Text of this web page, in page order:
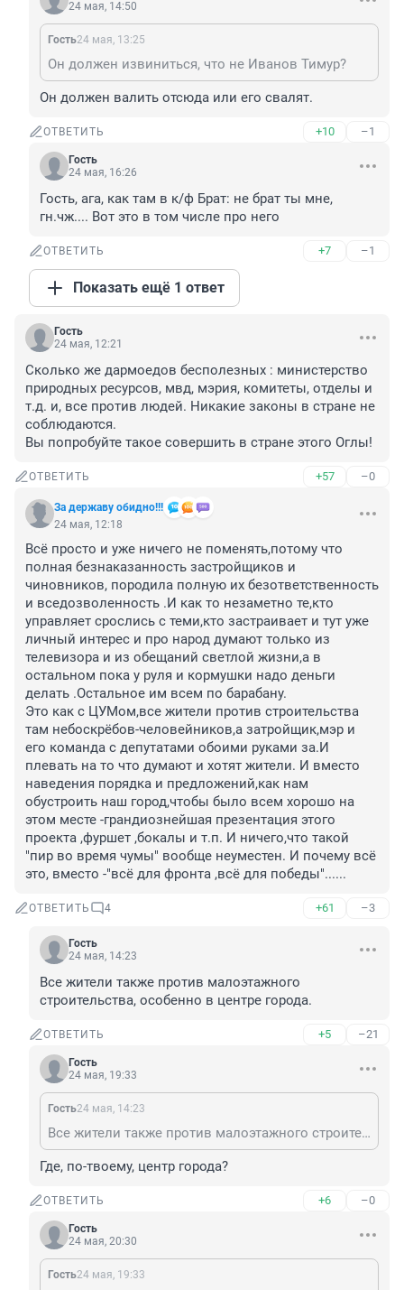
24 мая, 14:50
Гость24 мая, 13:25
Он должен извиниться, что не Иванов Тимур?
Он должен валить отсюда или его свалят.
ОТВЕТИТЬ +10 –1
Гость
24 мая, 16:26
Гость, ага, как там в к/ф Брат: не брат ты мне,
гн.чж.... Вот это в том числе про него
ОТВЕТИТЬ +7 –1
Показать ещё 1 ответ
Гость
24 мая, 12:21
Сколько же дармоедов бесполезных : министерство
природных ресурсов, мвд, мэрия, комитеты, отделы и
т.д. и, все против людей. Никакие законы в стране не
соблюдаются.
Вы попробуйте такое совершить в стране этого Оглы!
ОТВЕТИТЬ +57 –0
За державу обидно!!!
24 мая, 12:18
Всё просто и уже ничего не поменять,потому что
полная безнаказанность застройщиков и
чиновников, породила полную их безответственность
и вседозволенность .И как то незаметно те,кто
управляет срослись с теми,кто застраивает и тут уже
личный интерес и про народ думают только из
телевизора и из обещаний светлой жизни,а в
остальном пока у руля и кормушки надо деньги
делать .Остальное им всем по барабану.
Это как с ЦУМом,все жители против строительства
там небоскрёбов-человейников,а затройщик,мэр и
его команда с депутатами обоими руками за.И
плевать на то что думают и хотят жители. И вместо
наведения порядка и предложений,как нам
обустроить наш город,чтобы было всем хорошо на
этом месте -грандиознейшая презентация этого
проекта ,фуршет ,бокалы и т.п. И ничего,что такой
"пир во время чумы" вообще неуместен. И почему всё
это, вместо -"всё для фронта ,всё для победы"......
ОТВЕТИТЬ 4 +61 –3
Гость
24 мая, 14:23
Все жители также против малоэтажного
строительства, особенно в центре города.
ОТВЕТИТЬ +5 –21
Гость
24 мая, 19:33
Гость24 мая, 14:23
Все жители также против малоэтажного строительства, особенно в центре города.
Где, по-твоему, центр города?
ОТВЕТИТЬ +6 –0
Гость
24 мая, 20:30
Гость24 мая, 19:33